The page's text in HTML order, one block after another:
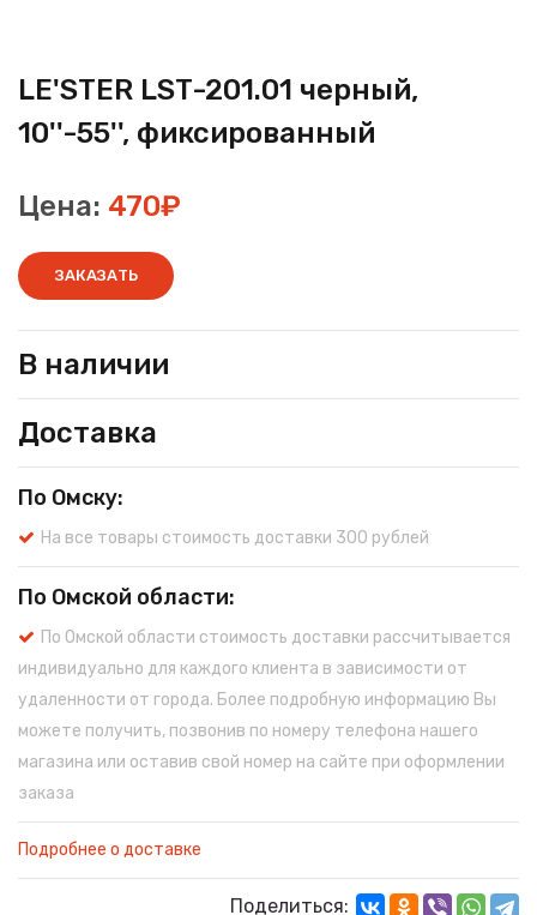
LE'STER LST-201.01 черный,
10''-55'', фиксированный
Цена: 470₽
ЗАКАЗАТЬ
В наличии
Доставка
По Омску:
На все товары стоимость доставки 300 рублей
По Омской области:
По Омской области стоимость доставки рассчитывается
индивидуально для каждого клиента в зависимости от
удаленности от города. Более подробную информацию Вы
можете получить, позвонив по номеру телефона нашего
магазина или оставив свой номер на сайте при оформлении
заказа
Подробнее о доставке
Поделиться: